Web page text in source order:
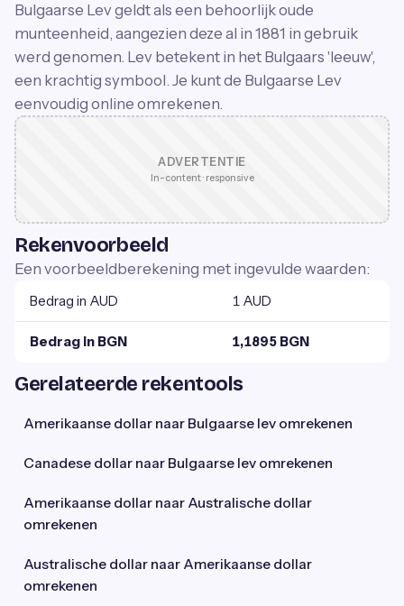
Bulgaarse Lev geldt als een behoorlijk oude
munteenheid, aangezien deze al in 1881 in gebruik
werd genomen. Lev betekent in het Bulgaars 'leeuw',
een krachtig symbool. Je kunt de Bulgaarse Lev
eenvoudig online omrekenen.
ADVERTENTIE
In-content · responsive
Rekenvoorbeeld
Een voorbeeldberekening met ingevulde waarden:
Bedrag in AUD 1 AUD
Bedrag in BGN 1,1895 BGN
Gerelateerde rekentools
Amerikaanse dollar naar Bulgaarse lev omrekenen
Canadese dollar naar Bulgaarse lev omrekenen
Amerikaanse dollar naar Australische dollar
omrekenen
Australische dollar naar Amerikaanse dollar
omrekenen